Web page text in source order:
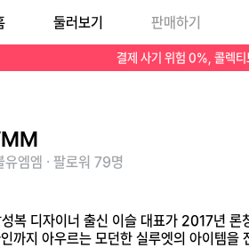
얼, 스포티 라인까지 아우르는 모던한 실루엣의 아이템을 전개하고 있습니다.
결제 사기 위험 0%, 콜렉티
둘러보기 판매하기
유엠엠 · 팔로워 79명
복 디자이너 출신 이슬 대표가 2017년 론
까지 아우르는 모던한 실루엣의 아이템을